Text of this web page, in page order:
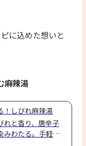
に込めた想いと
麻辣湯
！しびれ麻辣湯
れと香り、唐辛子
みわたる。手軽に